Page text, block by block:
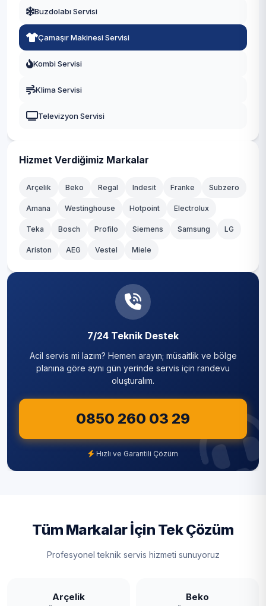
Serik
Buzdolabı Servisi
Çamaşır Makinesi Servisi
Kombi Servisi
Klima Servisi
Televizyon Servisi
Hizmet Verdiğimiz Markalar
Arçelik Beko Regal Indesit Franke Subzero
Amana Westinghouse Hotpoint Electrolux
Teka Bosch Profilo Siemens Samsung LG
Ariston AEG Vestel Miele
7/24 Teknik Destek
Acil servis mi lazım? Hemen arayın; müsaitlik ve bölge
planına göre aynı gün yerinde servis için randevu
oluşturalım.
0850 260 03 29
Hızlı ve Garantili Çözüm
Tüm Markalar İçin Tek Çözüm
Profesyonel teknik servis hizmeti sunuyoruz
Arçelik Beko